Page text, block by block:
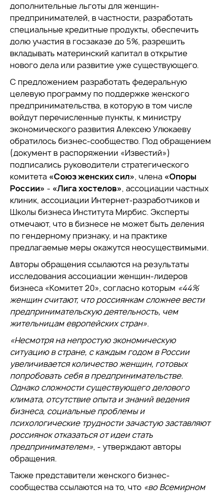
дополнительные льготы для женщин-
предпринимателей, в частности, разработать
специальные кредитные продукты, обеспечить
долю участия в госзаказе до 5%, разрешить
вкладывать материнский капитал в открытие
нового дела или развитие уже существующего.
С предложением разработать федеральную
целевую программу по поддержке женского
предпринимательства, в которую в том числе
войдут перечисленные пункты, к министру
экономического развития Алексею Улюкаеву
обратилось бизнес-сообщество. Под обращением
(документ в распоряжении «Известий»)
подписались руководители стратегического
комитета «Союз женских сил», члена «Опоры
России» - «Лига хостелов», ассоциации частных
клиник, ассоциации Интернет-разработчиков и
Школы бизнеса Института Мирбис. Эксперты
отмечают, что в бизнесе не может быть деления
по гендерному признаку, и на практике
предлагаемые меры окажутся неосуществимыми.
Авторы обращения ссылаются на результаты
исследования ассоциации женщин-лидеров
бизнеса «Комитет 20», согласно которым «44%
женщин считают, что россиянкам сложнее вести
предпринимательскую деятельность, чем
жительницам европейских стран».
«Несмотря на непростую экономическую
ситуацию в стране, с каждым годом в России
увеличивается количество женщин, готовых
попробовать себя в предпринимательстве.
Однако сложности существующего делового
климата, отсутствие опыта и знаний ведения
бизнеса, социальные проблемы и
психологические трудности зачастую заставляют
россиянок отказаться от идеи стать
предпринимателем», - утверждают авторы
обращения.
Также представители женского бизнес-
сообщества ссылаются на то, что «во Всемирном